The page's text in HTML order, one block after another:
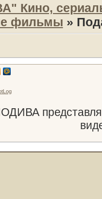
Кино,
фильмы »